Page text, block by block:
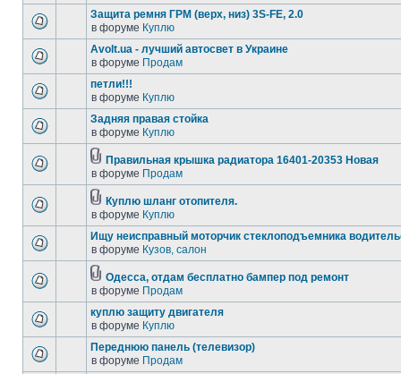
Защита ремня ГРМ (верх, низ) 3S-FE, 2.0
в форуме Куплю
Avolt.ua - лучший автосвет в Украине
в форуме Продам
петли!!!
в форуме Куплю
Задняя правая стойка
в форуме Куплю
Правильная крышка радиатора 16401-20353 Новая
в форуме Продам
Куплю шланг отопителя.
в форуме Куплю
Ищу неисправный моторчик стеклоподъемника
в форуме Кузов, салон
Одесса, отдам бесплатно бампер под ремонт
в форуме Продам
куплю защиту двигателя
в форуме Куплю
Переднюю панель (телевизор)
в форуме Продам